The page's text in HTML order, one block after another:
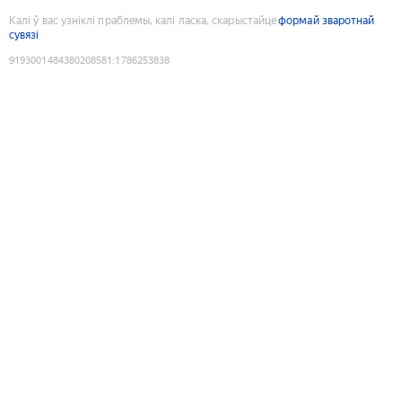
Калі ў вас узніклі праблемы, калі ласка, скарыстайцеформай зваротнай
сувязі
9193001484380208581 :1786253838